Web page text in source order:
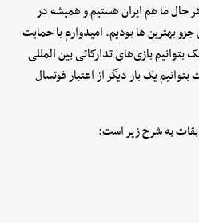
حال ما هم ایران هستیم و همیشه در
بهترین ها بودیم. امیدوارم با حمایت
بتوانیم بازی‌های تدارکاتی بین المللی
یک بار دیگر از اعتبار فوتسال
به شرح زیر است: